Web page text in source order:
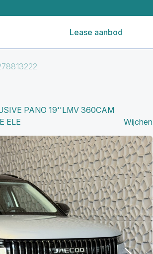
Lease aanbod
PANO 19''LMV 360CAM
ELE
Wijchen